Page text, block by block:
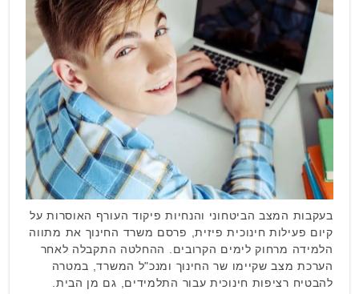
בעקבות המצב הביטחוני והנחיות פיקוד העורף האוסרות על
קיום פעילות חינוכית פיזית, פרסם משרד החינוך את מתווה
הלמידה מרחוק לימים הקרובים. ההחלטה התקבלה לאחר
הערכת מצב שקיימו שר החינוך ומנכ"ל המשרד, במטרה
להבטיח רציפות חינוכית עבור התלמידים, גם מן הבית.